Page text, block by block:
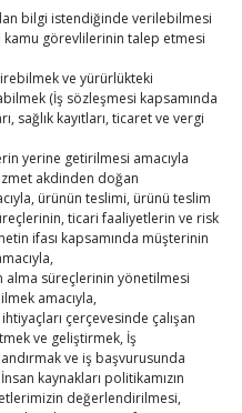
bilgi istendiğinde verilebilmesi
kamu görevlilerinin talep etmesi
ve yürürlükteki
(İş sözleşmesi kapsamında
sağlık kayıtları, ticaret ve vergi
yerine getirilmesi amacıyla
akdinden doğan
ürünün teslimi, ürünü teslim
ticari faaliyetlerin ve risk
ifası kapsamında müşterinin
alma süreçlerinin yönetilmesi
amacıyla,
çerçevesinde çalışan
ve geliştirmek, İş
ve iş başvurusunda
kaynakları politikamızın
değerlendirilmesi,
14 15
16
28 29
30